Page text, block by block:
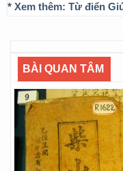
* Xem thêm: Từ điển
BÀI QUAN TÂM